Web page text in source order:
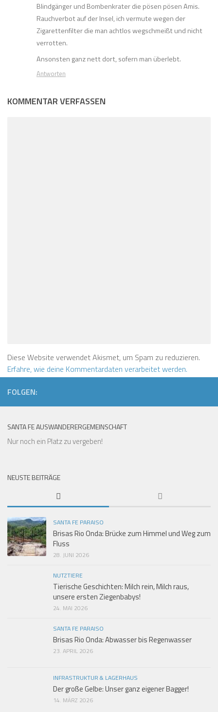
Blindgänger und Bombenkrater die pösen pösen Amis.
Rauchverbot auf der Insel, ich vermute wegen der
Zigarettenfilter die man achtlos wegschmeißt und nicht
verrotten.
Ansonsten ganz nett dort, sofern man überlebt.
Antworten
KOMMENTAR VERFASSEN
Diese Website verwendet Akismet, um Spam zu reduzieren.
Erfahre, wie deine Kommentardaten verarbeitet werden.
FOLGEN:
SANTA FE AUSWANDERERGEMEINSCHAFT
Nur noch ein Platz zu vergeben!
NEUSTE BEITRÄGE
SANTA FE PARAISO
Brisas Rio Onda: Brücke zum Himmel und Weg zum
Fluss
28. JUNI 2026
NUTZTIERE
Tierische Geschichten: Milch rein, Milch raus,
unsere ersten Ziegenbabys!
24. MAI 2026
SANTA FE PARAISO
Brisas Rio Onda: Abwasser bis Regenwasser
23. APRIL 2026
INFRASTRUKTUR & LAGERHAUS
Der große Gelbe: Unser ganz eigener Bagger!
14. MÄRZ 2026